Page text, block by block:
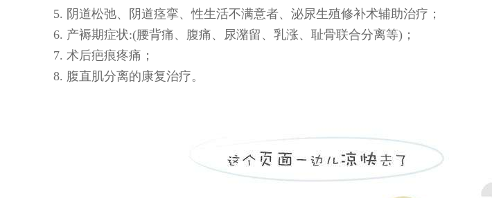
5. 阴道松弛、阴道痉挛、性生活不满意者、泌尿生殖修补术辅助治疗；
6. 产褥期症状:(腰背痛、腹痛、尿潴留、乳涨、耻骨联合分离等)；
7. 术后疤痕疼痛；
8. 腹直肌分离的康复治疗。